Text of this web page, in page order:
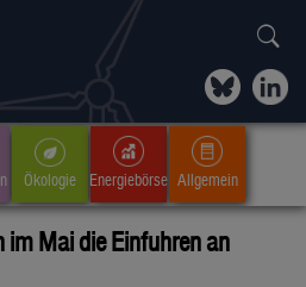
Ökologie Energiebörse Allgemein
Mai die Einfuhren an